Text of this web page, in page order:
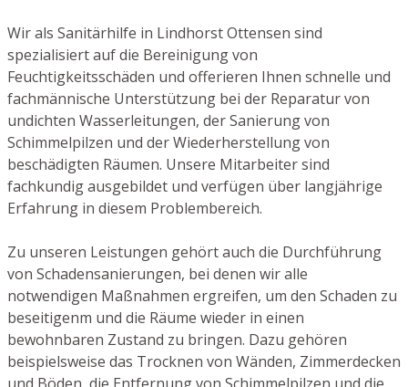
Wir als Sanitärhilfe in Lindhorst Ottensen sind
spezialisiert auf die Bereinigung von
Feuchtigkeitsschäden und offerieren Ihnen schnelle und
fachmännische Unterstützung bei der Reparatur von
undichten Wasserleitungen, der Sanierung von
Schimmelpilzen und der Wiederherstellung von
beschädigten Räumen. Unsere Mitarbeiter sind
fachkundig ausgebildet und verfügen über langjährige
Erfahrung in diesem Problembereich.
Zu unseren Leistungen gehört auch die Durchführung
von Schadensanierungen, bei denen wir alle
notwendigen Maßnahmen ergreifen, um den Schaden zu
beseitigenm und die Räume wieder in einen
bewohnbaren Zustand zu bringen. Dazu gehören
beispielsweise das Trocknen von Wänden, Zimmerdecken